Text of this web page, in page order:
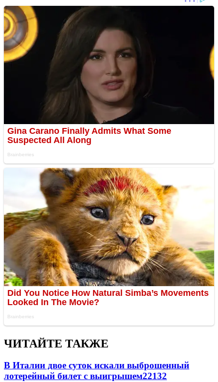
ЧИТАЙТЕ ТАКЖЕ
В Италии двое суток искали выброшенный
лотерейный билет с выигрышем22132